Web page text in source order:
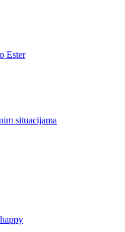
Ester
situacijama